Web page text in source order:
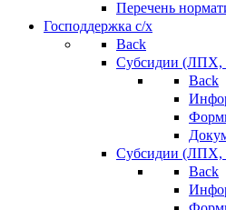
Перечень
Господдержка с/х
Back
Субсидии
Back
Субсидии
Back